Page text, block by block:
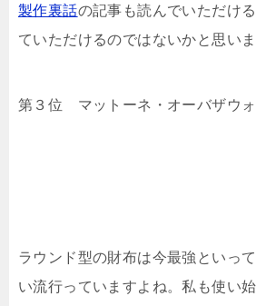
製作裏話の記事も読んでいただけ
ていただけるのではないかと思いま
第３位 マットーネ・オーバザウォ
ラウンド型の財布は今最強といっ
い流行っていますよね。私も使い